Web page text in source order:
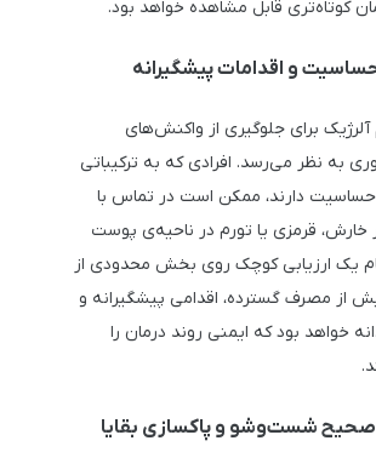
کوتاه‌تری قابل مشاهده خواهد بود.
و اقدامات پیشگیرانه
برای جلوگیری از واکنش‌های
به نظر می‌رسد. افرادی که به ترکیباتی
حساسیت دارند، ممکن است در تماس با
خارش، قرمزی یا تورم در ناحیه‌ی پوست
یک ارزیابی کوچک روی بخش محدودی از
از مصرف گسترده، اقدامی پیشگیرانه و
خواهد بود که ایمنی روند درمان را
شست‌وشو و پاکسازی بقایا